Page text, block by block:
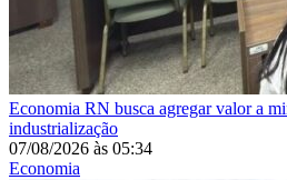
Economia RN busca agregar valor a
industrialização
07/08/2026 às 05:34
Economia